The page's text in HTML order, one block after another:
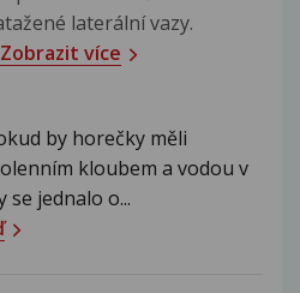
laterální vazy.
Zobrazit více
by horečky měli
kloubem a vodou v
se jednalo o...